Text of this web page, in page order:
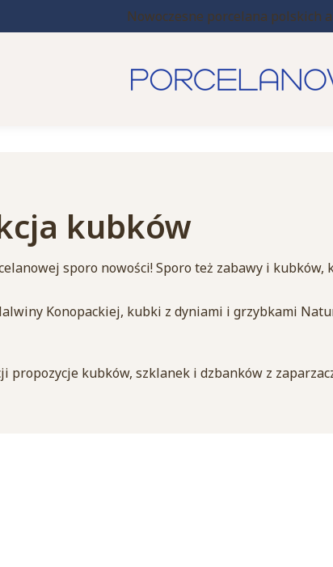
Nowoczesne porcelana polskich
kubków
sporo nowości! Sporo też zabawy i
Konopackiej, kubki z dyniami i grzybkami
propozycje kubków, szklanek i dzbanków z